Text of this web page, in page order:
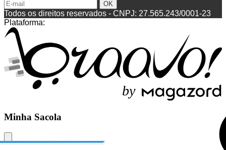
Todos os direitos reservados - CNPJ: 27.565.243/0001-23
Plataforma:
by
Minha Sacola